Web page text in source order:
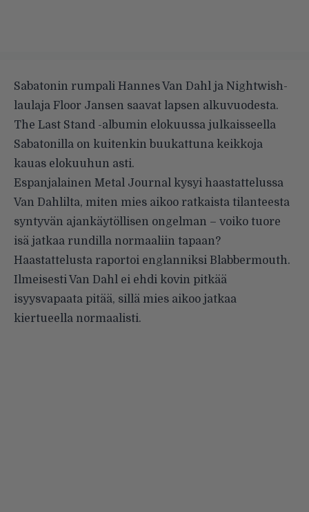
Sabatonin rumpali Hannes Van Dahl ja Nightwish-
laulaja Floor Jansen saavat lapsen alkuvuodesta.
The Last Stand -albumin elokuussa julkaisseella
Sabatonilla on kuitenkin buukattuna keikkoja
kauas elokuuhun asti.
Espanjalainen Metal Journal kysyi haastattelussa
Van Dahlilta, miten mies aikoo ratkaista tilanteesta
syntyvän ajankäytöllisen ongelman – voiko tuore
isä jatkaa rundilla normaaliin tapaan?
Haastattelusta raportoi englanniksi Blabbermouth.
Ilmeisesti Van Dahl ei ehdi kovin pitkää
isyysvapaata pitää, sillä mies aikoo jatkaa
kiertueella normaalisti.